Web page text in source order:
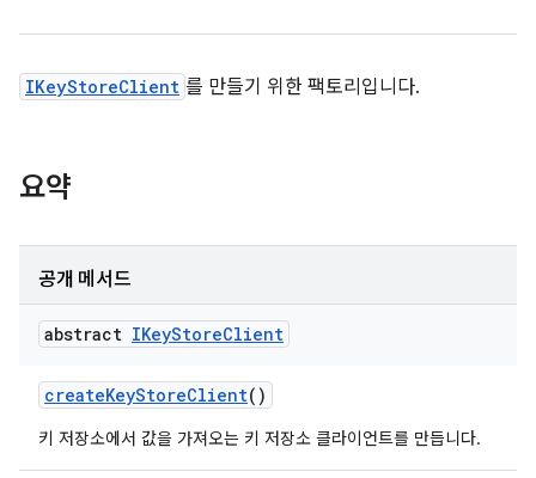
IKeyStoreClient 를 만들기 위한 팩토리입니다.
요약
공개 메서드
abstract IKeyStoreClient
createKeyStoreClient()
키 저장소에서 값을 가져오는 키 저장소 클라이언트를 만듭니다.